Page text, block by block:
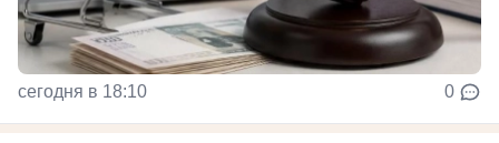
сегодня в 18:10 0